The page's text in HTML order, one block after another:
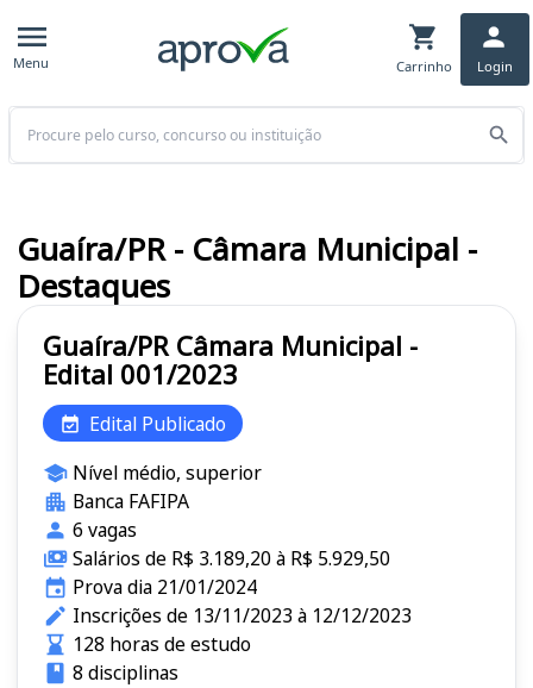
Menu Carrinho Login
Buscar
Guaíra/PR Câmara Municipal -
Edital 001/2023
Edital Publicado
Nível médio, superior
Banca FAFIPA
6 vagas
Salários de R$ 3.189,20 à R$ 5.929,50
Prova dia 21/01/2024
Inscrições de 13/11/2023 à 12/12/2023
128 horas de estudo
8 disciplinas
Guaíra/PR - Câmara Municipal -
Destaques